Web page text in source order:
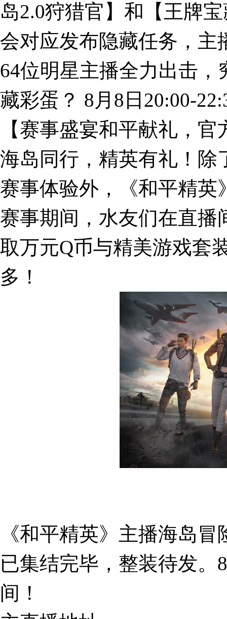
岛2.0狩猎官】和【王牌
会对应发布隐藏任务，主
64位明星主播全力出击
藏彩蛋？ 8月8日20:00-
【赛事盛宴和平献礼，
海岛同行，精英有礼！除
赛事体验外，《和平精英
赛事期间，水友们在直播
取万元Q币与精美游戏套
多！
《和平精英》主播海岛
已集结完毕，整装待发。
间！